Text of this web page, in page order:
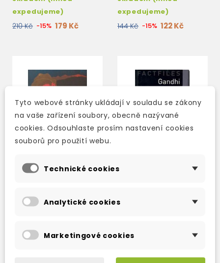
expedujeme)
210 Kč -15% 179 Kč
expedujeme)
144 Kč -15% 122 Kč
THE PRICE OF PEACE -
expedujeme)
FACTFILES: GANDHI
expedujeme)
Tyto webové stránky ukládají v souladu se zákony
na vaše zařízení soubory, obecně nazývané
cookies. Odsouhlaste prosím nastavení cookies
souborů pro použití webu.
Technické cookies
Analytické cookies
Marketingové cookies